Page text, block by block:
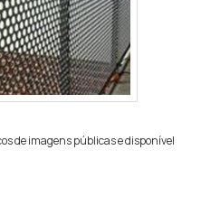
de imagens públicas e disponível